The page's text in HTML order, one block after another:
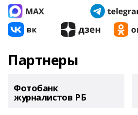
Партнеры
Фотобанк
журналистов РБ